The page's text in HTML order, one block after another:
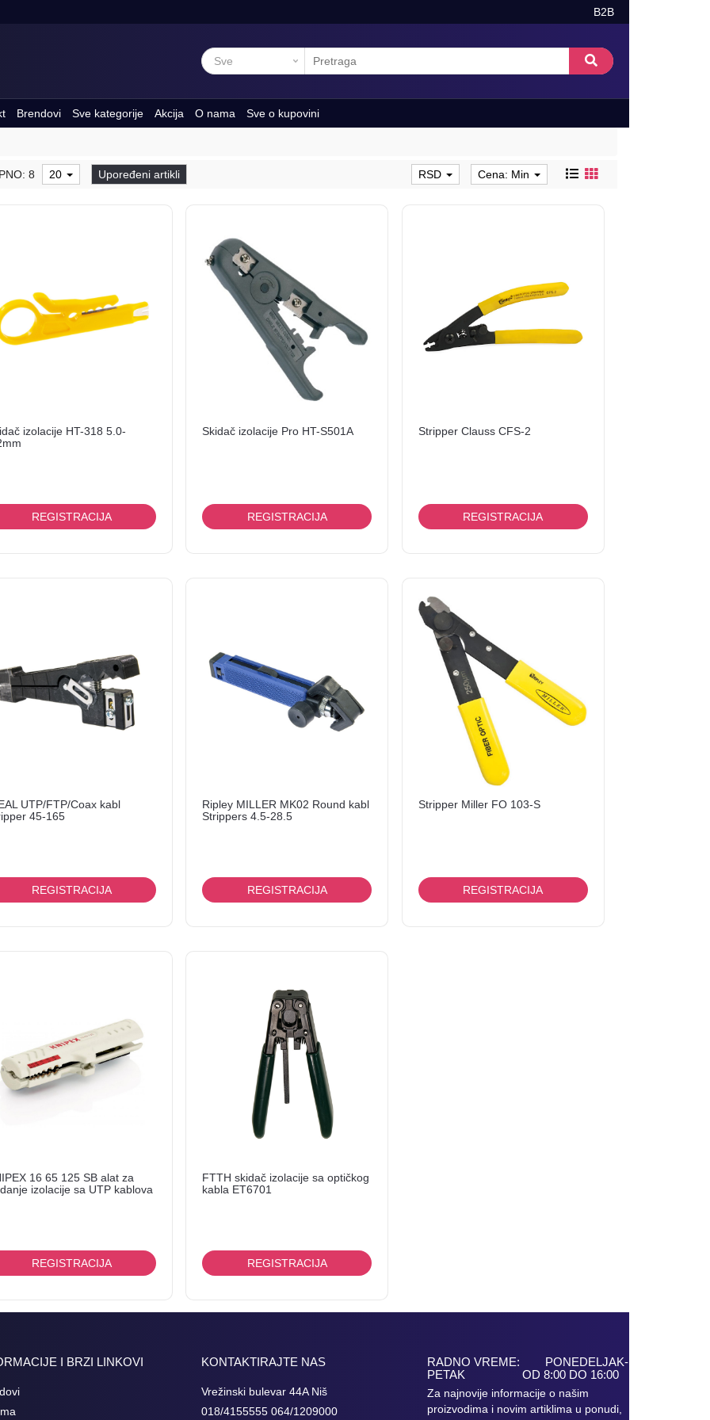
B2B
Brendovi Sve kategorije Akcija O nama Sve o kupovini
8 20 Upoređeni artikli RSD Cena: Min
izolacije HT-318 5.0-
REGISTRACIJA
Skidač izolacije Pro HT-S501A
REGISTRACIJA
Stripper Clauss CFS-2
REGISTRACIJA
UTP/FTP/Coax kabl
45-165
REGISTRACIJA
Ripley MILLER MK02 Round kabl
Strippers 4.5-28.5
REGISTRACIJA
Stripper Miller FO 103-S
REGISTRACIJA
16 65 125 SB alat za
izolacije sa UTP kablova
REGISTRACIJA
FTTH skidač izolacije sa optičkog
kabla ET6701
REGISTRACIJA
I BRZI LINKOVI KONTAKTIRAJTE NAS
Vrežinski bulevar 44A Niš
018/4155555 064/1209000
RADNO VREME: PONEDELJAK-
PETAK OD 8:00 DO 16:00
Za najnovije informacije o našim
proizvodima i novim artiklima u ponudi,